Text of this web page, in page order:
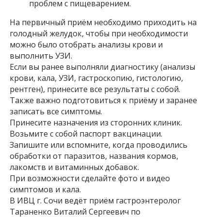
проблем с пищеварением.
На первичный приём необходимо приходить на
голодный желудок, чтобы при необходимости
можно было отобрать анализы крови и
выполнить УЗИ.
Если вы ранее выполняли диагностику (анализы
крови, кала, УЗИ, гастроскопию, гистологию,
рентген), принесите все результаты с собой.
Также важно подготовиться к приёму и заранее
записать все симптомы.
Принесите назначения из сторонних клиник.
Возьмите с собой паспорт вакцинации.
Запишите или вспомните, когда проводились
обработки от паразитов, названия кормов,
лакомств и витаминных добавок.
При возможности сделайте фото и видео
симптомов и кала.
В ИВЦ г. Сочи ведёт приём гастроэнтеролог
Тараненко Виталий Сергеевич по